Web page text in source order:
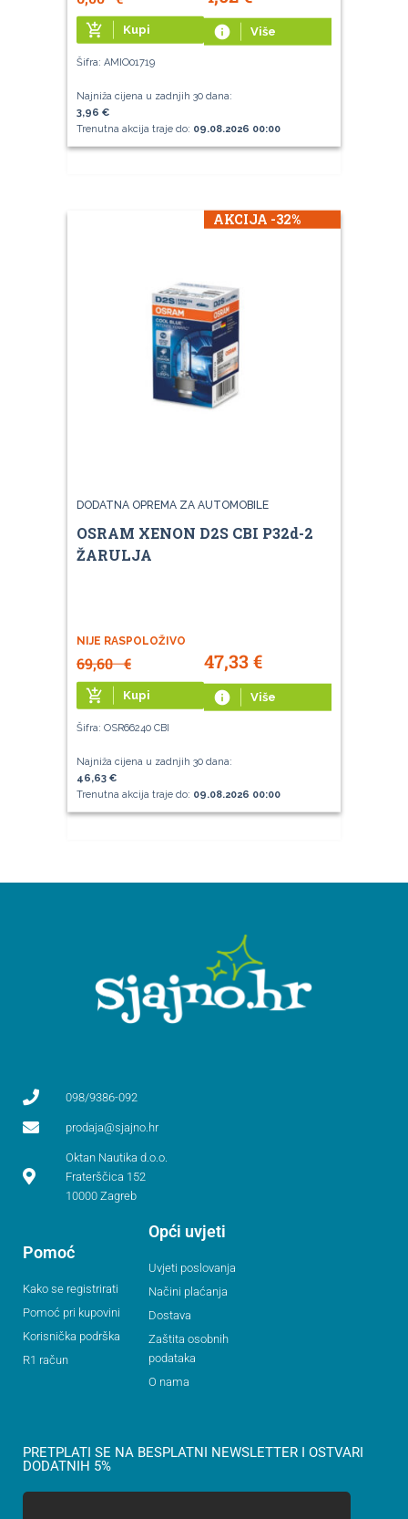
add_shopping_cart Kupi info Više
Šifra: AMIO01719
Najniža cijena u zadnjih 30 dana:
3,96 €
Trenutna akcija traje do: 09.08.2026 00:00
AKCIJA -32%
DODATNA OPREMA ZA AUTOMOBILE
OSRAM XENON D2S CBI P32d-2
ŽARULJA
NIJE RASPOLOŽIVO
69,60€ 47,33€
add_shopping_cart Kupi info Više
Šifra: OSR66240 CBI
Najniža cijena u zadnjih 30 dana:
46,63 €
Trenutna akcija traje do: 09.08.2026 00:00
098/9386-092
prodaja@sjajno.hr
Oktan Nautika d.o.o.
Fraterščica 152
10000 Zagreb
Pomoć
Kako se registrirati
Pomoć pri kupovini
Korisnička podrška
R1 račun
Opći uvjeti
Uvjeti poslovanja
Načini plaćanja
Dostava
Zaštita osobnih
podataka
O nama
PRETPLATI SE NA BESPLATNI NEWSLETTER I OSTVARI
DODATNIH 5%